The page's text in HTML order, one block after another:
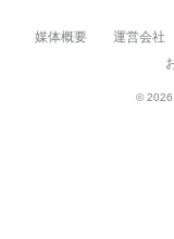
媒体概要
運営会社
© 2026